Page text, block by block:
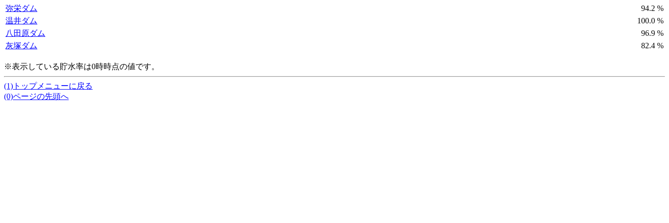
弥栄ダム
94.2 %
温井ダム
100.0 %
八田原ダム
96.9 %
灰塚ダム
82.4 %
※表示している貯水率は0時時点の値です。
(1)トップメニューに戻る
(0)ページの先頭へ